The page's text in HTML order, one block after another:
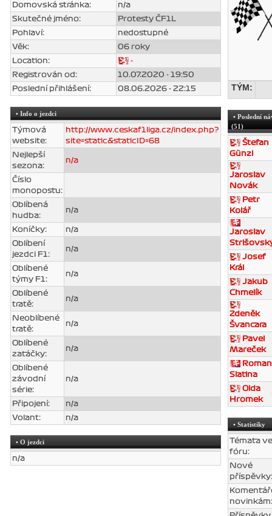
Domovská stránka:
n/a
Skutečné jméno:
Protesty ČF1L
Pohlaví:
nedostupné
Věk:
06 roky
Location:
-
Registrován od:
10.07.2020 - 19:50
Poslední přihlášení:
08.06.2026 - 22:15
• Info o jezdci
Týmová
website:
http://www.ceskaf1liga.cz/index.php?
site=static&staticID=68
Nejlepší
sezona:
n/a
Číslo
monopostu:
Oblíbená
hudba:
n/a
Koníčky:
n/a
Oblíbení
jezdci F1:
n/a
Oblíbené
týmy F1:
n/a
Oblíbené
tratě:
n/a
Neoblíbené
tratě:
n/a
Oblíbené
zatáčky:
n/a
Oblíbené
závodní
série:
n/a
Připojení:
n/a
Volant:
n/a
• O jezdci
n/a
TÝM:
• Poslední
(51)
Štefan
Günzl
Jaroslav
Novák
Petr
Kolář
Jaroslav
Josef
Král
Jakub
Chmelík
Zdeněk
Švancara
Pavel
Mareček
Roman
Slatina
Olda
Hromek
• Statistiky
Témata ve
fóru:
Nové
příspěvky:
novinkám: